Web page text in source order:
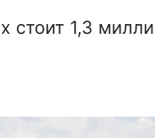
1,3